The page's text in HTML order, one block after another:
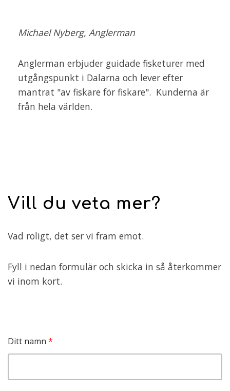
Michael Nyberg, Anglerman
Anglerman erbjuder guidade fisketurer med
utgångspunkt i Dalarna och lever efter
mantrat "av fiskare för fiskare". Kunderna är
från hela världen.
Vill du veta mer?
Vad roligt, det ser vi fram emot.
Fyll i nedan formulär och skicka in så återkommer
vi inom kort.
Ditt namn